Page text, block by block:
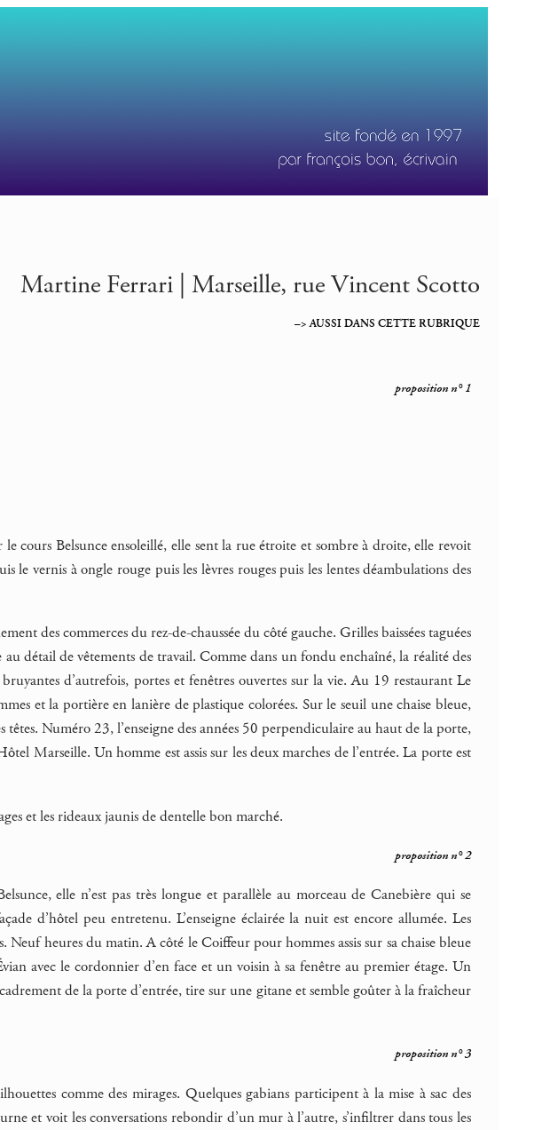
Martine Ferrari | Marseille, rue Vincent Scotto
–> AUSSI DANS CETTE RUBRIQUE
proposition n° 1
cours Belsunce ensoleillé, elle sent la rue étroite et sombre à droite, elle revoit
le vernis à ongle rouge puis les lèvres rouges puis les lentes déambulations des
des commerces du rez-de-chaussée du côté gauche. Grilles baissées taguées
détail de vêtements de travail. Comme dans un fondu enchaîné, la réalité des
d’autrefois, portes et fenêtres ouvertes sur la vie. Au 19 restaurant Le
et la portière en lanière de plastique colorées. Sur le seuil une chaise bleue,
têtes. Numéro 23, l’enseigne des années 50 perpendiculaire au haut de la porte,
Marseille. Un homme est assis sur les deux marches de l’entrée. La porte est
et les rideaux jaunis de dentelle bon marché.
proposition n° 2
elle n’est pas très longue et parallèle au morceau de Canebière qui se
d’hôtel peu entretenu. L’enseigne éclairée la nuit est encore allumée. Les
heures du matin. A côté le Coiffeur pour hommes assis sur sa chaise bleue
avec le cordonnier d’en face et un voisin à sa fenêtre au premier étage. Un
de la porte d’entrée, tire sur une gitane et semble goûter à la fraîcheur
proposition n° 3
comme des mirages. Quelques gabians participent à la mise à sac des
et voit les conversations rebondir d’un mur à l’autre, s’infiltrer dans tous les